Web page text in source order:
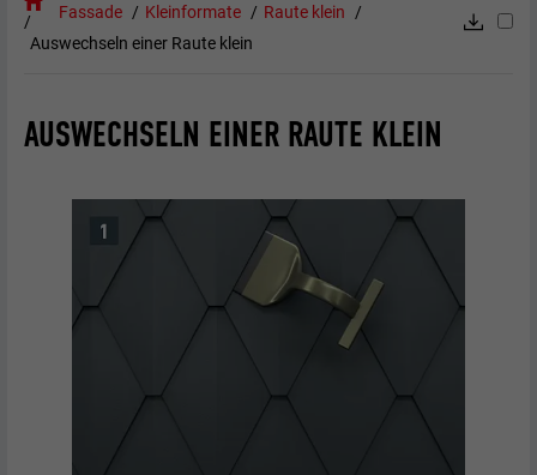
Fassade Kleinformate
Raute klein
Auswechseln einer Raute klein
AUSWECHSELN EINER RAUTE KLEIN